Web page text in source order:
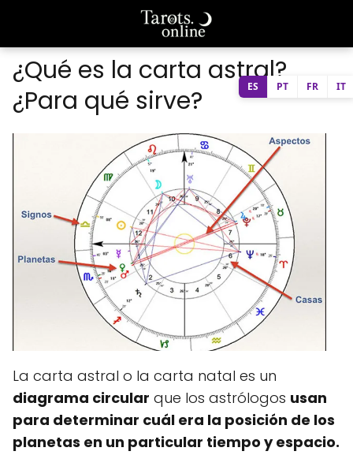
¿Qué es la carta astral?
¿Para qué sirve?
La carta astral o la carta natal es un
diagrama circular que los astrólogos usan
para determinar cuál era la posición de los
planetas en un particular tiempo y espacio.
ES PT FR IT